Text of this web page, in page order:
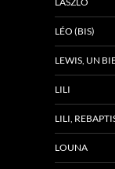
LÉO (BIS)
LEWIS, UN
LILI
LILI,
LOUNA